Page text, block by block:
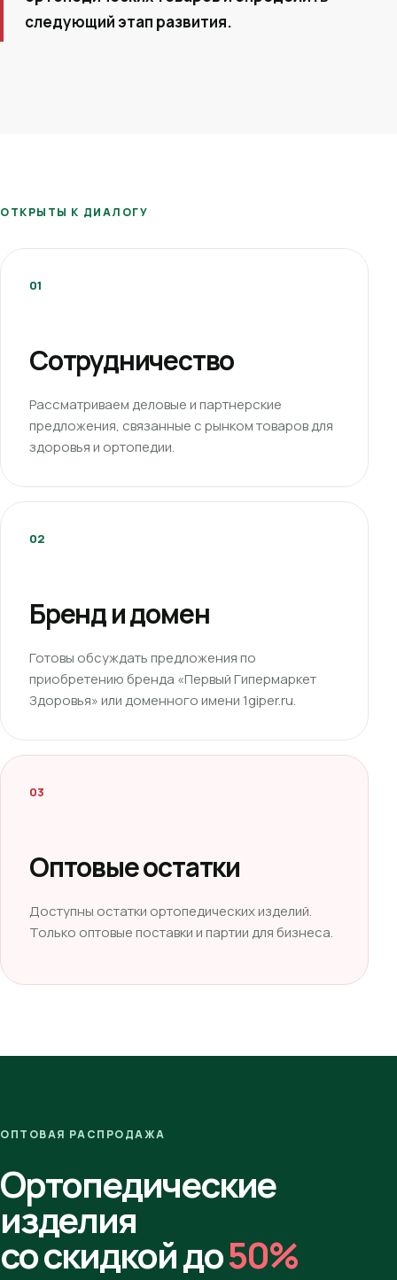
следующий этап развития.
ОТКРЫТЫ К ДИАЛОГУ
01
Сотрудничество
Рассматриваем деловые и партнерские
предложения, связанные с рынком товаров для
здоровья и ортопедии.
02
Бренд и домен
Готовы обсуждать предложения по
приобретению бренда «Первый Гипермаркет
Здоровья» или доменного имени 1giper.ru.
03
Оптовые остатки
Доступны остатки ортопедических изделий.
Только оптовые поставки и партии для бизнеса.
ОПТОВАЯ РАСПРОДАЖА
Ортопедические
изделия
со скидкой до50%